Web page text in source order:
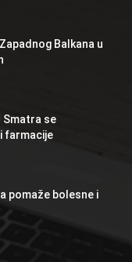
Balkana u
Smatra se
farmacije
pomaže bolesne i